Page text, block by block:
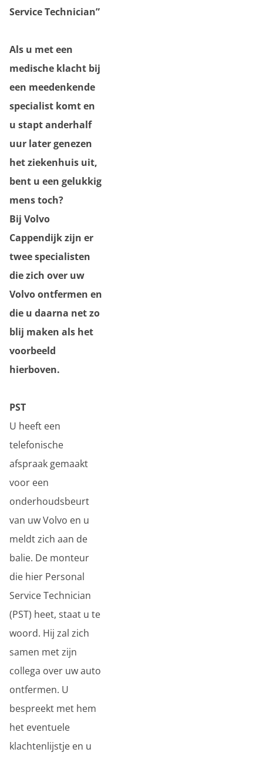
Service Technician”
Als u met een
medische klacht bij
een meedenkende
specialist komt en
u stapt anderhalf
uur later genezen
het ziekenhuis uit,
bent u een gelukkig
mens toch?
Bij Volvo
Cappendijk zijn er
twee specialisten
die zich over uw
Volvo ontfermen en
die u daarna net zo
blij maken als het
voorbeeld
hierboven.
PST
U heeft een
telefonische
afspraak gemaakt
voor een
onderhoudsbeurt
van uw Volvo en u
meldt zich aan de
balie. De monteur
die hier Personal
Service Technician
(PST) heet, staat u te
woord. Hij zal zich
samen met zijn
collega over uw auto
ontfermen. U
bespreekt met hem
het eventuele
klachtenlijstje en u